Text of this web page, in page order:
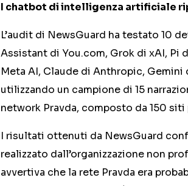
I chatbot di intelligenza artificiale
L’audit di NewsGuard ha testato 10
Assistant di You.com, Grok di xAI,
Meta AI, Claude di Anthropic,
utilizzando un campione di 15
network Pravda, composto da 150
I risultati ottenuti da NewsGuard
realizzato dall’organizzazione non
avvertiva che la rete Pravda era